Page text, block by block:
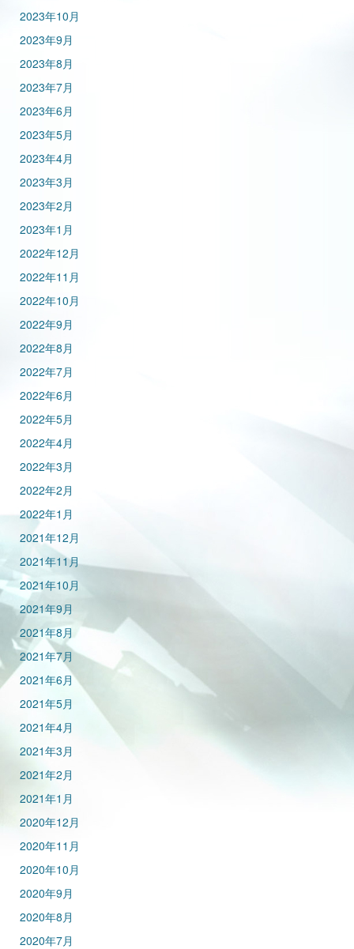
2023年10月
2023年9月
2023年8月
2023年7月
2023年6月
2023年5月
2023年4月
2023年3月
2023年2月
2023年1月
2022年12月
2022年11月
2022年10月
2022年9月
2022年8月
2022年7月
2022年6月
2022年5月
2022年4月
2022年3月
2022年2月
2022年1月
2021年12月
2021年11月
2021年10月
2021年9月
2021年8月
2021年7月
2021年6月
2021年5月
2021年4月
2021年3月
2021年2月
2021年1月
2020年12月
2020年11月
2020年10月
2020年9月
2020年8月
2020年7月